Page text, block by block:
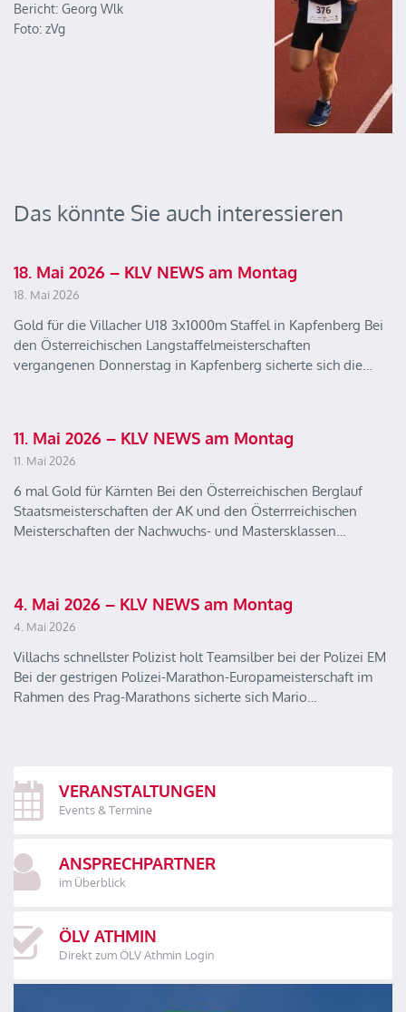
Bericht: Georg Wlk
Foto: zVg
Das könnte Sie auch interessieren
18. Mai 2026 – KLV NEWS am Montag
18. Mai 2026
Gold für die Villacher U18 3x1000m Staffel in Kapfenberg Bei
den Österreichischen Langstaffelmeisterschaften
vergangenen Donnerstag in Kapfenberg sicherte sich die…
11. Mai 2026 – KLV NEWS am Montag
11. Mai 2026
6 mal Gold für Kärnten Bei den Österreichischen Berglauf
Staatsmeisterschaften der AK und den Österrreichischen
Meisterschaften der Nachwuchs- und Mastersklassen…
4. Mai 2026 – KLV NEWS am Montag
4. Mai 2026
Villachs schnellster Polizist holt Teamsilber bei der Polizei EM
Bei der gestrigen Polizei-Marathon-Europameisterschaft im
Rahmen des Prag-Marathons sicherte sich Mario…
VERANSTALTUNGEN
Events & Termine
ANSPRECHPARTNER
im Überblick
ÖLV ATHMIN
Direkt zum ÖLV Athmin Login